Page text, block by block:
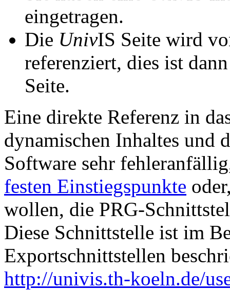
eingetragen.
Die UnivIS Seite wird
referenziert, dies ist
Seite.
Eine direkte Referenz in
dynamischen Inhaltes und
Software sehr
festen Einstiegspunkte
wollen, die PRG-
Diese Schnittstelle ist im
Exportschnittstellen
http://univis.th-koeln.de/